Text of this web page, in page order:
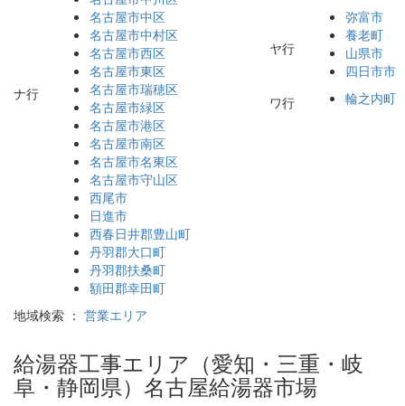
ナ行
名古屋市中区
名古屋市中村区
名古屋市西区
名古屋市東区
名古屋市瑞穂区
名古屋市緑区
名古屋市港区
名古屋市南区
名古屋市名東区
名古屋市守山区
西尾市
日進市
西春日井郡豊山町
丹羽郡大口町
丹羽郡扶桑町
額田郡幸田町
ヤ行
弥富市
養老町
山県市
四日市市
ワ行
輪之内町
地域検索 ： 営業エリア
給湯器工事エリア（愛知・三重・岐
阜・静岡県）名古屋給湯器市場